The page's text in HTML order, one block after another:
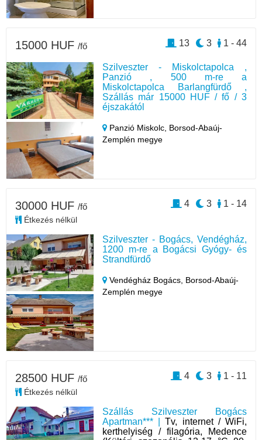
Szilveszter - Miskolctapolca ,
Panzió , 500 m-re a
Miskolctapolca Barlangfürdő ,
Szállás már 15000 HUF / fő / 3
éjszakától
Panzió Miskolc, Borsod-Abaúj-
Zemplén megye
15000 HUF /fő 1 - 44
3
13
Szilveszter - Bogács, Vendégház,
1200 m-re a Bogácsi Gyógy- és
Strandfürdő
Vendégház Bogács, Borsod-Abaúj-
Zemplén megye
30000 HUF /fő
Étkezés nélkül
1 - 14
3
4
Szállás Szilveszter Bogács
Apartman*** |Tv, internet / WiFi,
kerthelyiség / filagória, Medence
28500 HUF /fő
Étkezés nélkül
1 - 11
3
4